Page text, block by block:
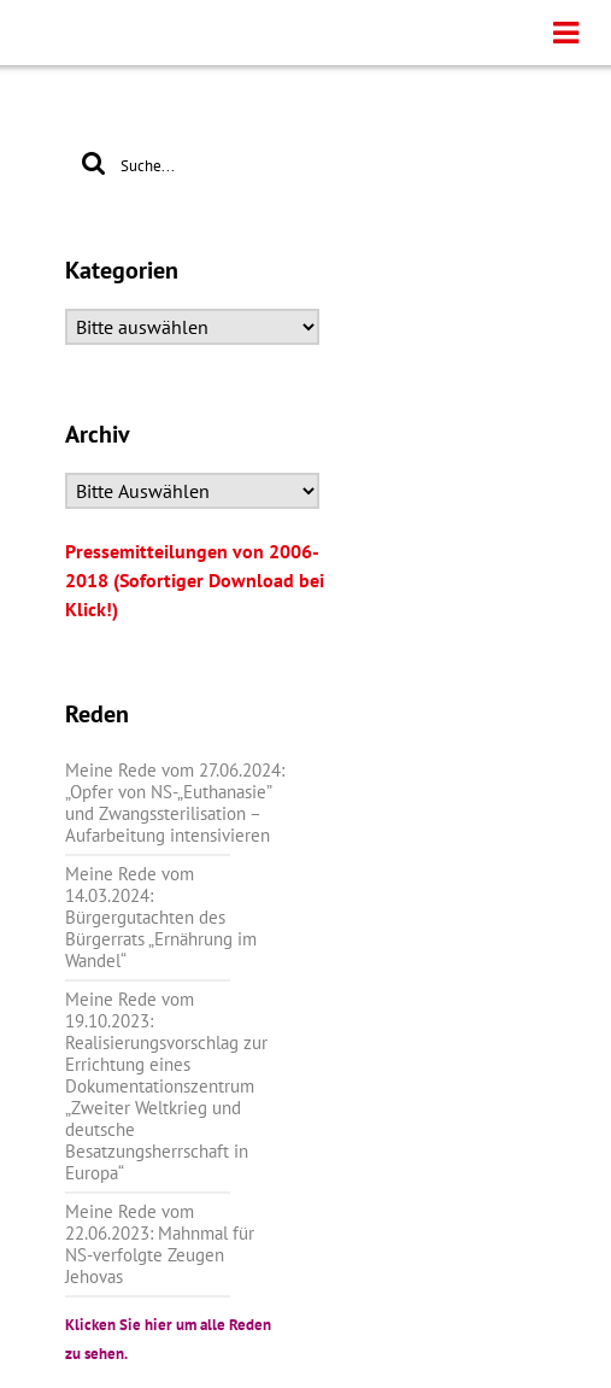
Kategorien
Archiv
Pressemitteilungen von 2006-
2018 (Sofortiger Download bei
Klick!)
Reden
Meine Rede vom 27.06.2024:
„Opfer von NS-„Euthanasie”
und Zwangssterilisation –
Aufarbeitung intensivieren
Meine Rede vom
14.03.2024:
Bürgergutachten des
Bürgerrats „Ernährung im
Wandel“
Meine Rede vom
19.10.2023:
Realisierungsvorschlag zur
Errichtung eines
Dokumentationszentrum
„Zweiter Weltkrieg und
deutsche
Besatzungsherrschaft in
Europa“
Meine Rede vom
22.06.2023: Mahnmal für
NS-verfolgte Zeugen
Jehovas
Klicken Sie hier um alle Reden
zu sehen.